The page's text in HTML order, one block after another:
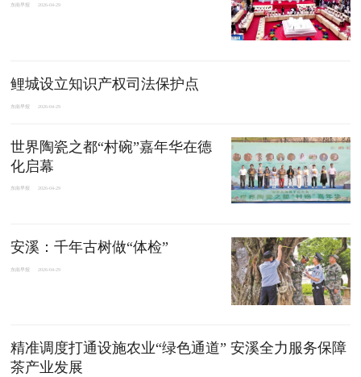
东南早报 2026-04-29
鲤城设立知识产权司法保护点
东南早报 2026-04-29
世界陶瓷之都“村碗”嘉年华在德
化启幕
东南早报 2026-04-29
安溪：千年古树做“体检”
东南早报 2026-04-29
精准调度打通设施农业“绿色通道” 安溪全力服务保障
茶产业发展